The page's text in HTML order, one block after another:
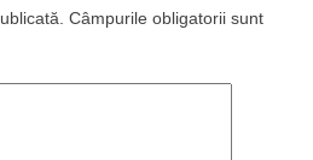
Câmpurile obligatorii sunt